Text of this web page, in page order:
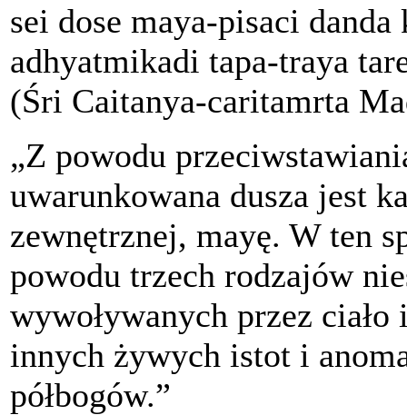
sei dose maya-pisaci danda
adhyatmikadi tapa-traya
(Śri Caitanya-caritamrta
„Z powodu
uwarunkowana dusza jest
zewnętrznej, mayę. W ten
powodu trzech rodzajów
wywoływanych przez
innych żywych istot i
półbogów.”